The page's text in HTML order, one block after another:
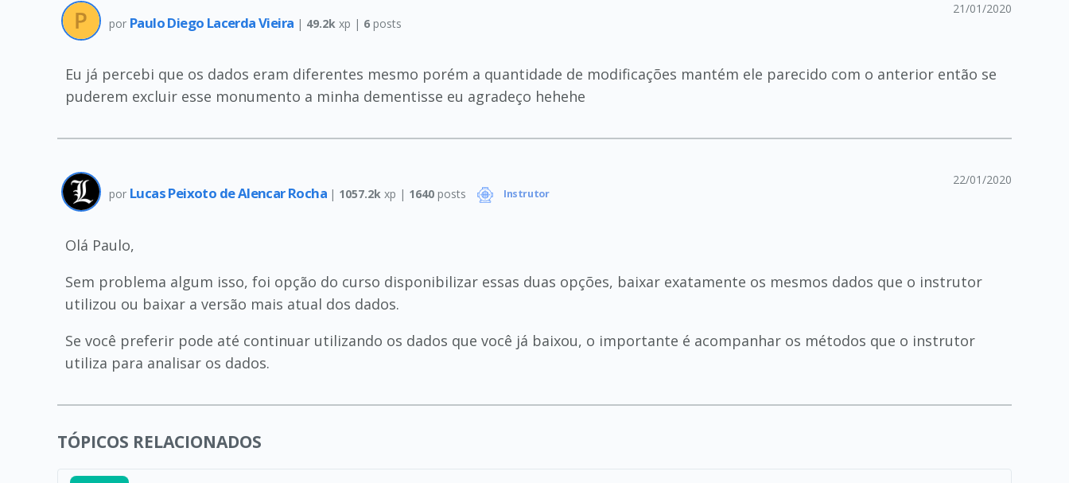
por Paulo Diego Lacerda Vieira | 49.2k xp | 6posts
21/01/2020
Eu já percebi que os dados eram diferentes mesmo porém a quantidade de modificações mantém ele parecido com o anterior então se
puderem excluir esse monumento a minha dementisse eu agradeço hehehe
por Lucas Peixoto de Alencar Rocha | 1057.2k xp | 1640 posts Instrutor
22/01/2020
Olá Paulo,
Sem problema algum isso, foi opção do curso disponibilizar essas duas opções, baixar exatamente os mesmos dados que o instrutor
utilizou ou baixar a versão mais atual dos dados.
Se você preferir pode até continuar utilizando os dados que você já baixou, o importante é acompanhar os métodos que o instrutor
utiliza para analisar os dados.
TÓPICOS RELACIONADOS